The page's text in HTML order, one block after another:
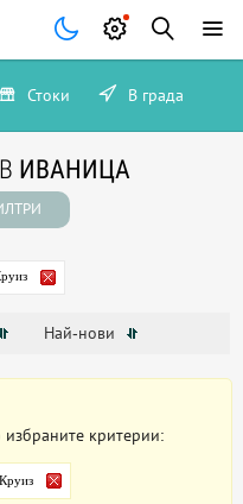
Стоки В града
ИВАНИЦА
Най-нови
критерии:
Круиз